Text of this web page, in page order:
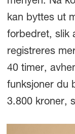
kan byttes ut
forbedret, slik
registreres
40 timer,
funksjoner du
3.800 kroner,